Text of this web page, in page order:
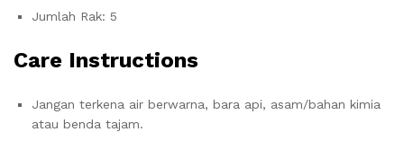
Jumlah Rak: 5
Care Instructions
Jangan terkena air berwarna, bara api, asam/bahan kimia
atau benda tajam.